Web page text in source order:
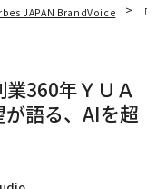
JAPAN BrandVoice 「
業360年ＹＵＡ
が語る、AIを超